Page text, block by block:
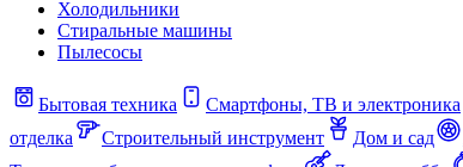
Холодильники
Стиральные машины
Пылесосы
Бытовая техника Смартфоны, ТВ и электроника
отделка
Строительный инструмент Дом и сад